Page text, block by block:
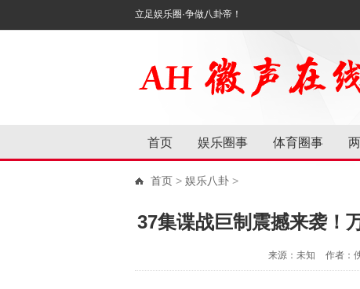
立足娱乐圈·争做八卦帝！
首页 娱乐圈事 体育圈事
首页 > 娱乐八卦 >
37集谍战巨制震撼来袭！
来源：未知 作者：